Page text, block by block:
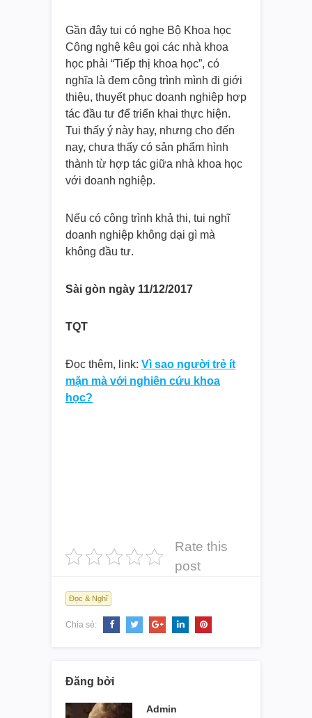
Gần đây tui có nghe Bộ Khoa học
Công nghệ kêu gọi các nhà khoa
học phải “Tiếp thị khoa học”, có
nghĩa là đem công trình mình đi giới
thiệu, thuyết phục doanh nghiệp hợp
tác đầu tư để triển khai thực hiện.
Tui thấy ý này hay, nhưng cho đến
nay, chưa thấy có sản phẩm hình
thành từ hợp tác giữa nhà khoa học
với doanh nghiệp.
Nếu có công trình khả thi, tui nghĩ
doanh nghiệp không dại gì mà
không đầu tư.
Sài gòn ngày 11/12/2017
TQT
Đọc thêm, link: Vì sao người trẻ ít
mặn mà với nghiên cứu khoa
học?
Rate this
post
Đọc & Nghĩ
Chia sẻ:
Đăng bởi
Admin